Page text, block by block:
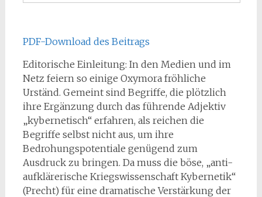
PDF-Download des Beitrags
Editorische Einleitung: In den Medien und im
Netz feiern so einige Oxymora fröhliche
Urständ. Gemeint sind Begriffe, die plötzlich
ihre Ergänzung durch das führende Adjektiv
„kybernetisch“ erfahren, als reichen die
Begriffe selbst nicht aus, um ihre
Bedrohungspotentiale genügend zum
Ausdruck zu bringen. Da muss die böse, „anti-
aufklärerische Kriegswissenschaft Kybernetik“
(Precht) für eine dramatische Verstärkung der